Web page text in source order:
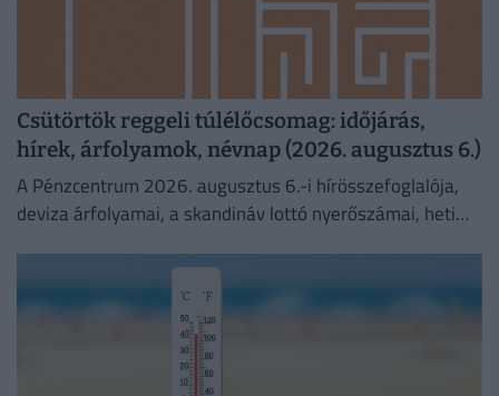
Csütörtök reggeli túlélőcsomag: időjárás,
hírek, árfolyamok, névnap (2026. augusztus 6.)
A Pénzcentrum 2026. augusztus 6.-i hírösszefoglalója,
deviza árfolyamai, a skandináv lottó nyerőszámai, heti